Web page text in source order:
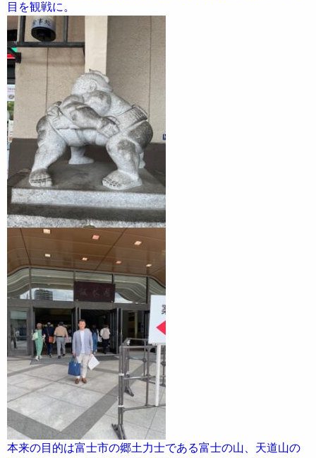
目を観戦に。
本来の目的は富士市の郷土力士である富士の山、天道山の